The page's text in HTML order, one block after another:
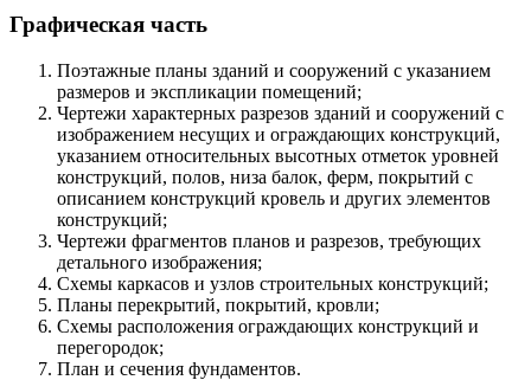
Графическая часть
Поэтажные планы зданий и сооружений с указанием
размеров и экспликации помещений;
Чертежи характерных разрезов зданий и сооружений с
изображением несущих и ограждающих конструкций,
указанием относительных высотных отметок уровней
конструкций, полов, низа балок, ферм, покрытий с
описанием конструкций кровель и других элементов
конструкций;
Чертежи фрагментов планов и разрезов, требующих
детального изображения;
Схемы каркасов и узлов строительных конструкций;
Планы перекрытий, покрытий, кровли;
Схемы расположения ограждающих конструкций и
перегородок;
План и сечения фундаментов.